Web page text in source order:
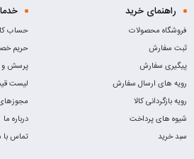
راهنمای خرید
فروشگاه محصولات
ثبت سفارش
پیگیری سفارش
رویه های ارسال سفارش
رویه بازگردانی کالا
شیوه های پرداخت
سبد خرید
حساب
حریم
پرسش و
لیست
درباره ما
تماس با